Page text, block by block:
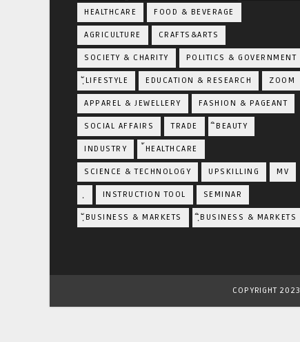
HEALTHCARE FOOD & BEVERAGE
AGRICULTURE CRAFTS&ARTS
SOCIETY & CHARITY POLITICS & GOVERNMENT
ฺัLIFESTYLE EDUCATION & RESEARCH ZOOM
APPAREL & JEWELLERY FASHION & PAGEANT
SOCIAL AFFAIRS TRADE ิBEAUTY
INDUSTRY ้HEALTHCARE
SCIENCE & TECHNOLOGY UPSKILLING MV
INSTRUCTION TOOL SEMINAR
ฺัBUSINESS & MARKETS ฺิBUSINESS & MARKETS
COPYRIGHT 2023